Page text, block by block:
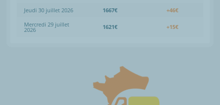
Jeudi 30 juillet 2026 1667€
+46€
Mercredi 29 juillet
2026 1621€ +15€